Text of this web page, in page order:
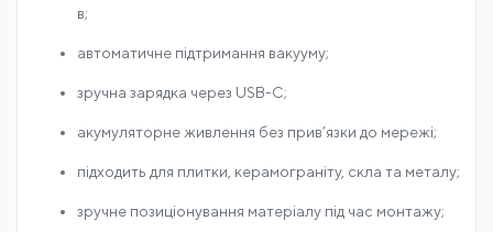
в;
автоматичне підтримання вакууму;
зручна зарядка через USB-C;
акумуляторне живлення без прив’язки до мережі;
підходить для плитки, керамограніту, скла та металу;
зручне позиціонування матеріалу під час монтажу;